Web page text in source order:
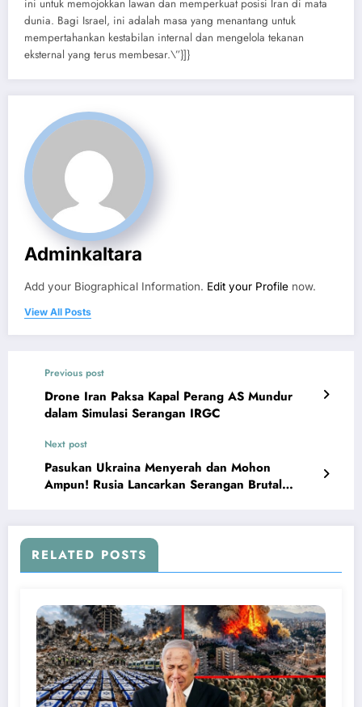
ini untuk memojokkan lawan dan memperkuat posisi Iran di mata
dunia. Bagi Israel, ini adalah masa yang menantang untuk
mempertahankan kestabilan internal dan mengelola tekanan
eksternal yang terus membesar.\”}]}
Adminkaltara
Add your Biographical Information. Edit your Profile now.
View All Posts
Previous post
Drone Iran Paksa Kapal Perang AS Mundur
dalam Simulasi Serangan IRGC
Next post
Pasukan Ukraina Menyerah dan Mohon
Ampun! Rusia Lancarkan Serangan Brutal
RELATED POSTS